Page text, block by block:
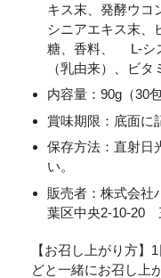
キス末、発酵ウコ
シニアエキス末、
糖、香料、 L-シ
（乳由来）、ビタ
内容量：90g（30
賞味期限：底面に
保存方法：直射日
い。
販売者：株式会
葉区中央2-10-20
【お召し上がり方】
どと一緒にお召し上